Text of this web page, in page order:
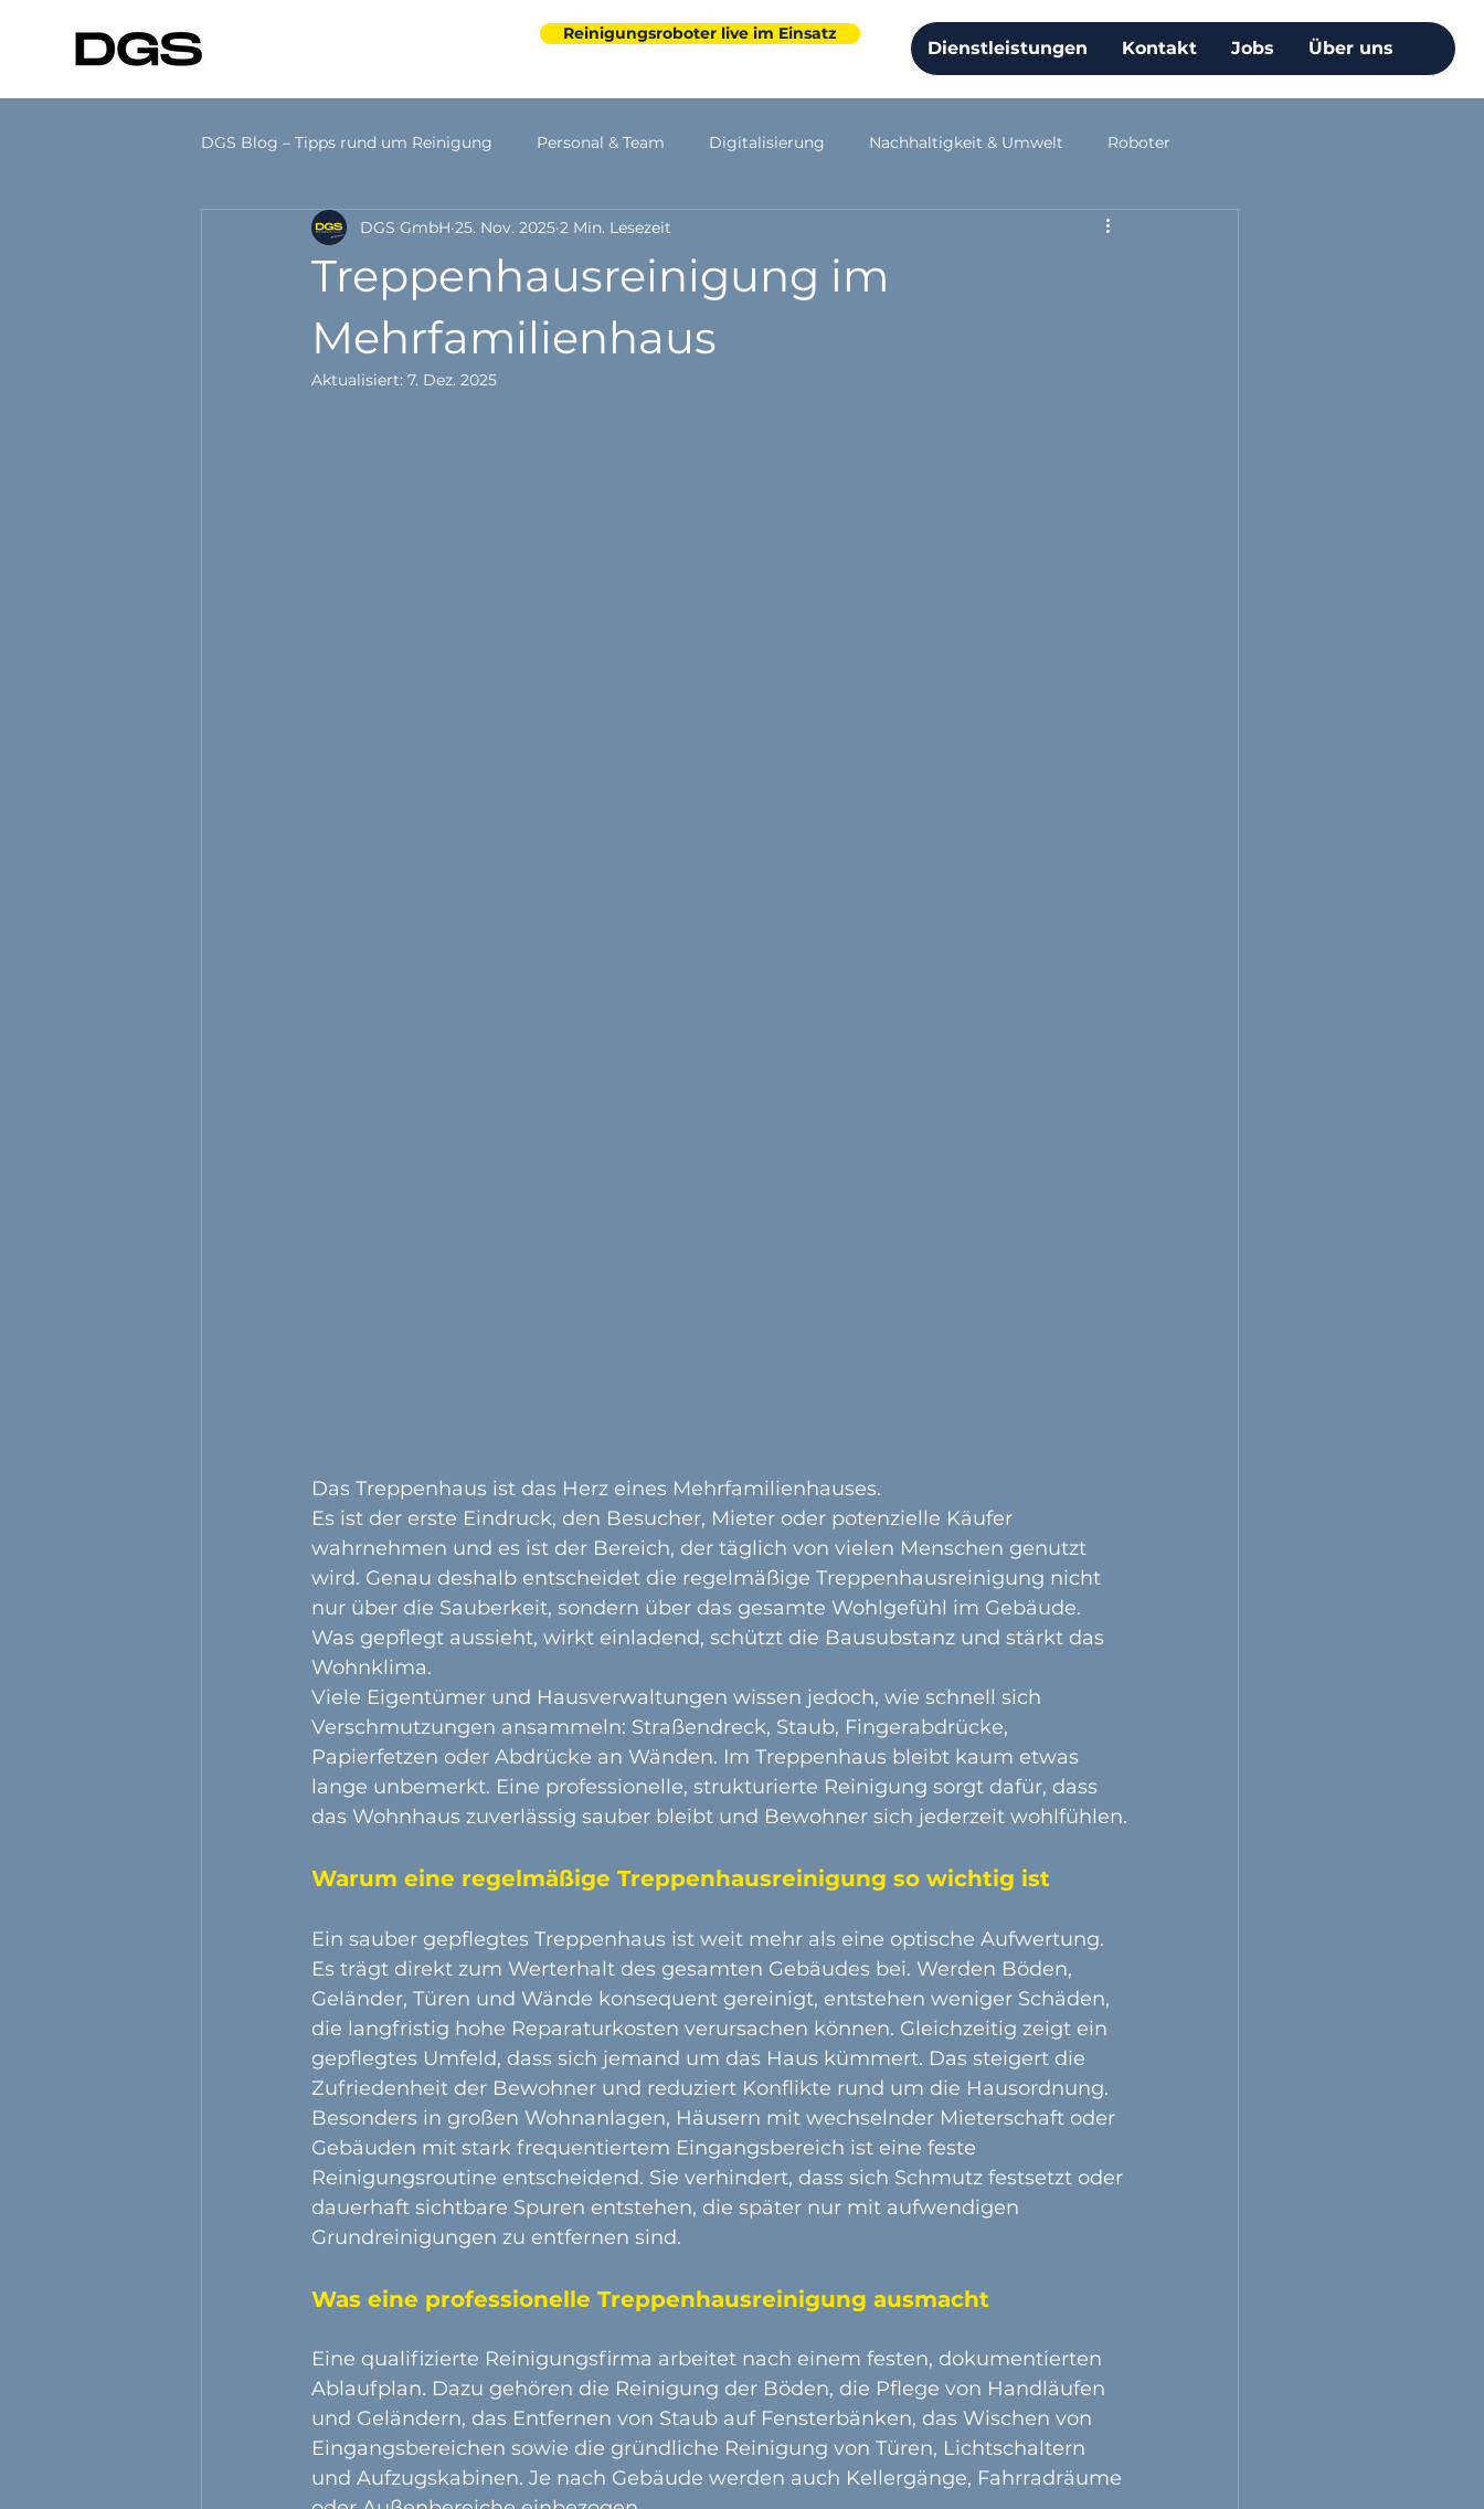
Reinigungsroboter live im Einsatz
Dienstleistungen Kontakt Jobs Über uns
DGS Blog – Tipps rund um Reinigung Personal & Team Digitalisierung Nachhaltigkeit & Umwelt Roboter
Hygiene Basics Unternehmensentwicklung Arbeitsschutz
Treppenhausreinigung im
Mehrfamilienhaus
DGS GmbH 25. Nov. 2025 2 Min. Lesezeit
Aktualisiert: 7. Dez. 2025
Das Treppenhaus ist das Herz eines Mehrfamilienhauses.
Es ist der erste Eindruck, den Besucher, Mieter oder potenzielle Käufer
wahrnehmen und es ist der Bereich, der täglich von vielen Menschen genutzt
wird. Genau deshalb entscheidet die regelmäßige Treppenhausreinigung nicht
nur über die Sauberkeit, sondern über das gesamte Wohlgefühl im Gebäude.
Was gepflegt aussieht, wirkt einladend, schützt die Bausubstanz und stärkt das
Wohnklima.
Viele Eigentümer und Hausverwaltungen wissen jedoch, wie schnell sich
Verschmutzungen ansammeln: Straßendreck, Staub, Fingerabdrücke,
Papierfetzen oder Abdrücke an Wänden. Im Treppenhaus bleibt kaum etwas
lange unbemerkt. Eine professionelle, strukturierte Reinigung sorgt dafür, dass
das Wohnhaus zuverlässig sauber bleibt und Bewohner sich jederzeit wohlfühlen.
Warum eine regelmäßige Treppenhausreinigung so wichtig ist
Ein sauber gepflegtes Treppenhaus ist weit mehr als eine optische Aufwertung.
Es trägt direkt zum Werterhalt des gesamten Gebäudes bei. Werden Böden,
Geländer, Türen und Wände konsequent gereinigt, entstehen weniger Schäden,
die langfristig hohe Reparaturkosten verursachen können. Gleichzeitig zeigt ein
gepflegtes Umfeld, dass sich jemand um das Haus kümmert. Das steigert die
Zufriedenheit der Bewohner und reduziert Konflikte rund um die Hausordnung.
Besonders in großen Wohnanlagen, Häusern mit wechselnder Mieterschaft oder
Gebäuden mit stark frequentiertem Eingangsbereich ist eine feste
Reinigungsroutine entscheidend. Sie verhindert, dass sich Schmutz festsetzt oder
dauerhaft sichtbare Spuren entstehen, die später nur mit aufwendigen
Grundreinigungen zu entfernen sind.
Was eine professionelle Treppenhausreinigung ausmacht
Eine qualifizierte Reinigungsfirma arbeitet nach einem festen, dokumentierten
Ablaufplan. Dazu gehören die Reinigung der Böden, die Pflege von Handläufen
und Geländern, das Entfernen von Staub auf Fensterbänken, das Wischen von
Eingangsbereichen sowie die gründliche Reinigung von Türen, Lichtschaltern
und Aufzugskabinen. Je nach Gebäude werden auch Kellergänge, Fahrradräume